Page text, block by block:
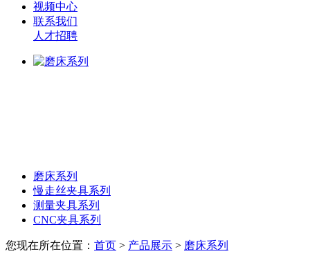
视频中心
联系我们
人才招聘
磨床系列
慢走丝夹具系列
测量夹具系列
CNC夹具系列
您现在所在位置： 首页 > 产品展示 > 磨床系列